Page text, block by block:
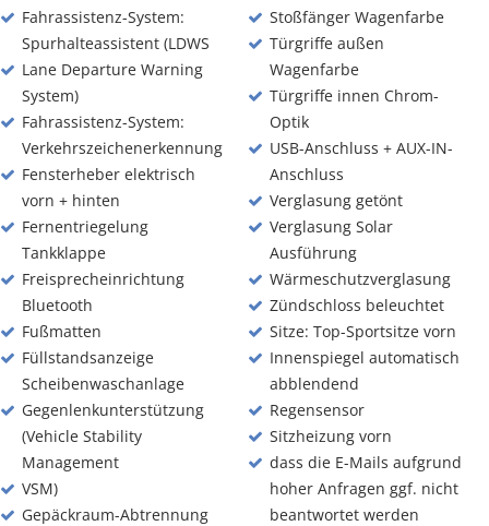
Fahrassistenz-System:
Spurhalteassistent (LDWS
Lane Departure Warning
System)
Fahrassistenz-System:
Verkehrszeichenerkennung
Fensterheber elektrisch
vorn + hinten
Fernentriegelung
Tankklappe
Freisprecheinrichtung
Bluetooth
Fußmatten
Füllstandsanzeige
Scheibenwaschanlage
Gegenlenkunterstützung
(Vehicle Stability
Management
VSM)
Gepäckraum-Abtrennung
Stoßfänger Wagenfarbe
Türgriffe außen
Wagenfarbe
Türgriffe innen Chrom-
Optik
USB-Anschluss + AUX-IN-
Anschluss
Verglasung getönt
Verglasung Solar
Ausführung
Wärmeschutzverglasung
Zündschloss beleuchtet
Sitze: Top-Sportsitze vorn
Innenspiegel automatisch
abblendend
Regensensor
Sitzheizung vorn
dass die E-Mails aufgrund
hoher Anfragen ggf. nicht
beantwortet werden